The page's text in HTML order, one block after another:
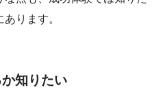
ります。
知りたい